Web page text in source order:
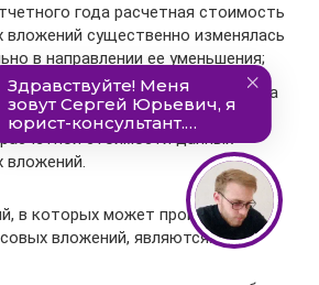
года расчетная стоимость
вложений существенно изменялась
в направлении ее уменьшения;
дату отсутствуют свидетельства
возможно существенное
стоимости данных
вложений.
в которых может произойти
вложений, являются: